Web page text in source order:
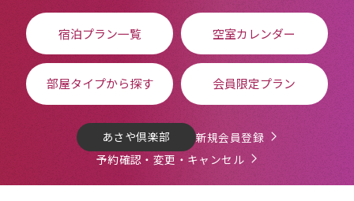
宿泊プラン一覧 空室カレンダー
部屋タイプから探す 会員限定プラン
あさや倶楽部
新規会員登録
予約確認・変更・キャンセル